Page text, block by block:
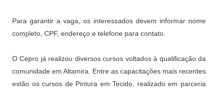
Para garantir a vaga, os interessados devem informar nome
completo, CPF, endereço e telefone para contato.
O Cepro já realizou diversos cursos voltados à qualificação da
comunidade em Altamira. Entre as capacitações mais recentes
estão os cursos de Pintura em Tecido, realizado em parceria